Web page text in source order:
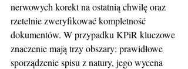
nerwowych korekt na ostatnią chwilę oraz
rzetelnie zweryfikować kompletność
dokumentów. W przypadku KPiR kluczowe
znaczenie mają trzy obszary: prawidłowe
sporządzenie spisu z natury, jego wycena